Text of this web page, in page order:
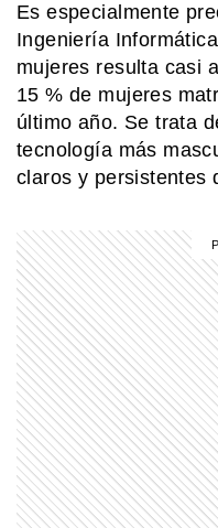
Es especialmente
Ingeniería
mujeres resulta casi
15 % de mujeres
último año. Se trata
tecnología más
claros y persistentes
por
¿Por
de
MI
Luis
que
Plata
MI
24
EL